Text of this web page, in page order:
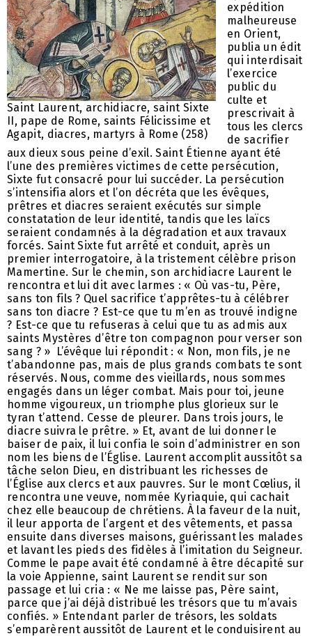
Saint Laurent, archidiacre, saint Sixte
II, pape de Rome, saints Félicissime et
Agapit, diacres, martyrs à Rome (258)
expédition
malheureuse
en Orient,
publia un édit
qui interdisait
l’exercice
public du
culte et
prescrivait à
tous les clercs
de sacrifier
aux dieux sous peine d’exil. Saint Étienne ayant été
l’une des premières victimes de cette persécution,
Sixte fut consacré pour lui succéder. La persécution
s’intensifia alors et l’on décréta que les évêques,
prêtres et diacres seraient exécutés sur simple
constatation de leur identité, tandis que les laïcs
seraient condamnés à la dégradation et aux travaux
forcés. Saint Sixte fut arrêté et conduit, après un
premier interrogatoire, à la tristement célèbre prison
Mamertine. Sur le chemin, son archidiacre Laurent le
rencontra et lui dit avec larmes : « Où vas-tu, Père,
sans ton fils ? Quel sacrifice t’apprêtes-tu à célébrer
sans ton diacre ? Est-ce que tu m’en as trouvé indigne
? Est-ce que tu refuseras à celui que tu as admis aux
saints Mystères d’être ton compagnon pour verser son
sang ? » L’évêque lui répondit : « Non, mon fils, je ne
t’abandonne pas, mais de plus grands combats te sont
réservés. Nous, comme des vieillards, nous sommes
engagés dans un léger combat. Mais pour toi, jeune
homme vigoureux, un triomphe plus glorieux sur le
tyran t’attend. Cesse de pleurer. Dans trois jours, le
diacre suivra le prêtre. » Et, avant de lui donner le
baiser de paix, il lui confia le soin d’administrer en son
nom les biens de l’Église. Laurent accomplit aussitôt sa
tâche selon Dieu, en distribuant les richesses de
l’Église aux clercs et aux pauvres. Sur le mont Cœlius, il
rencontra une veuve, nommée Kyriaquie, qui cachait
chez elle beaucoup de chrétiens. À la faveur de la nuit,
il leur apporta de l’argent et des vêtements, et passa
ensuite dans diverses maisons, guérissant les malades
et lavant les pieds des fidèles à l’imitation du Seigneur.
Comme le pape avait été condamné à être décapité sur
la voie Appienne, saint Laurent se rendit sur son
passage et lui cria : « Ne me laisse pas, Père saint,
parce que j’ai déjà distribué les trésors que tu m’avais
confiés. » Entendant parler de trésors, les soldats
s’emparèrent aussitôt de Laurent et le conduisirent au